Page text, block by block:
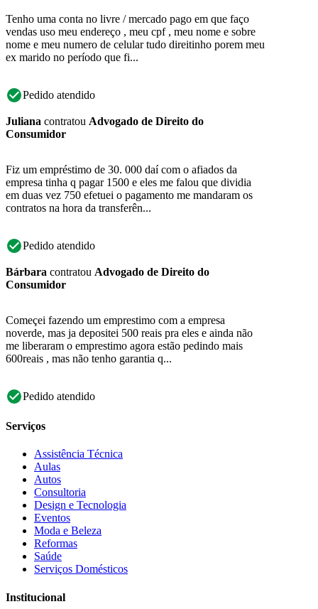
Tenho uma conta no livre / mercado pago em que faço
vendas uso meu endereço , meu cpf , meu nome e sobre
nome e meu numero de celular tudo direitinho porem meu
ex marido no período que fi...
Pedido atendido
Juliana contratou Advogado de Direito do
Consumidor
Fiz um empréstimo de 30. 000 daí com o afiados da
empresa tinha q pagar 1500 e eles me falou que dividia
em duas vez 750 efetuei o pagamento me mandaram os
contratos na hora da transferên...
Pedido atendido
Bárbara contratou Advogado de Direito do
Consumidor
Começei fazendo um emprestimo com a empresa
noverde, mas ja depositei 500 reais pra eles e ainda não
me liberaram o emprestimo agora estão pedindo mais
600reais , mas não tenho garantia q...
Pedido atendido
Serviços
Assistência Técnica
Aulas
Autos
Consultoria
Design e Tecnologia
Eventos
Moda e Beleza
Reformas
Saúde
Serviços Domésticos
Institucional